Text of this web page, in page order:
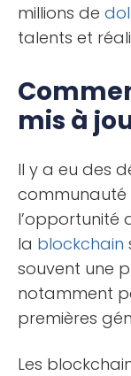
millions de
talents et
mis à
Il y a eu des
l’opportunité
la blockchain
souvent une
notamment
premières
Les